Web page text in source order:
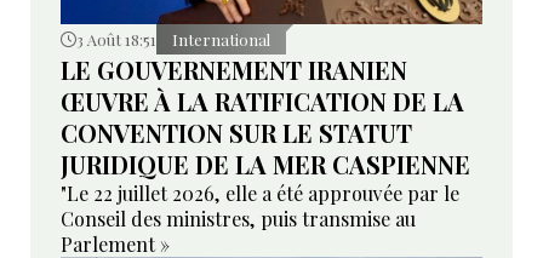
3 Août 18:51 International
LE GOUVERNEMENT IRANIEN
ŒUVRE À LA RATIFICATION DE LA
CONVENTION SUR LE STATUT
JURIDIQUE DE LA MER CASPIENNE
"Le 22 juillet 2026, elle a été approuvée par le
Conseil des ministres, puis transmise au
Parlement »